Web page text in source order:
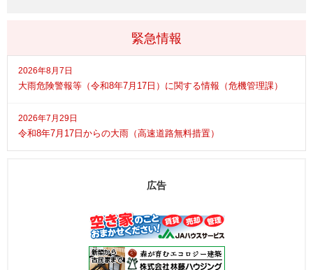
緊急情報
2026年8月7日
大雨危険警報等（令和8年7月17日）に関する情報（危機管理課）
2026年7月29日
令和8年7月17日からの大雨（高速道路無料措置）
広告